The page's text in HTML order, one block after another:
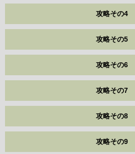
攻略その4
攻略その5
攻略その6
攻略その7
攻略その8
攻略その9